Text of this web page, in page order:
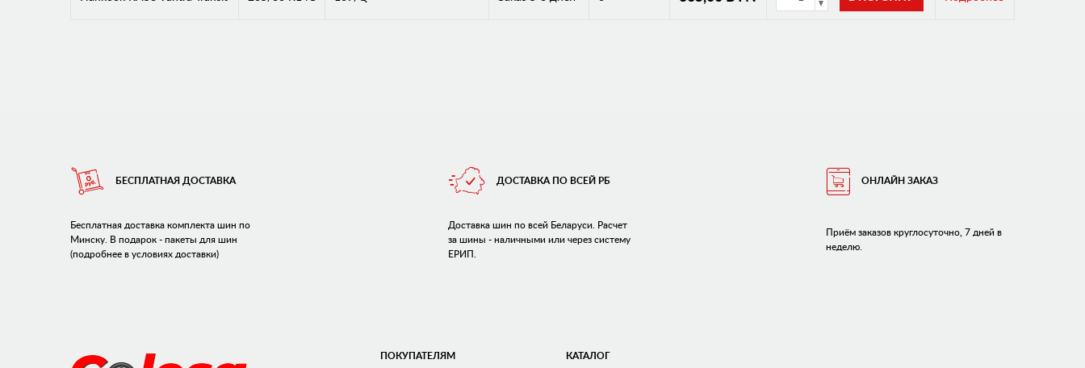
БЕСПЛАТНАЯ ДОСТАВКА
Бесплатная доставка комплекта шин по
Минску. В подарок - пакеты для шин
(подробнее в условиях доставки)
ДОСТАВКА ПО ВСЕЙ РБ
Доставка шин по всей Беларуси. Расчет
за шины - наличными или через систему
ЕРИП.
ОНЛАЙН ЗАКАЗ
Приём заказов круглосуточно, 7 дней в
неделю.
ПОКУПАТЕЛЯМ КАТАЛОГ